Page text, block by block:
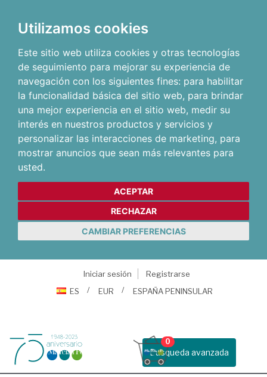
Utilizamos cookies
Este sitio web utiliza cookies y otras tecnologías
de seguimiento para mejorar su experiencia de
navegación con los siguientes fines: para habilitar
la funcionalidad básica del sitio web, para brindar
una mejor experiencia en el sitio web, medir su
interés en nuestros productos y servicios y
personalizar las interacciones de marketing, para
mostrar anuncios que sean más relevantes para
usted.
ACEPTAR
RECHAZAR
CAMBIAR PREFERENCIAS
Iniciar sesión
Registrarse
ES
EUR ESPAÑA PENINSULAR
Busqueda avanzada
0